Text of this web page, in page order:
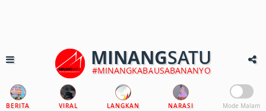
MINANGSATU
#MINANGKABAUSABANANYO
BERITA VIRAL LANGKAN NARASI Mode Malam